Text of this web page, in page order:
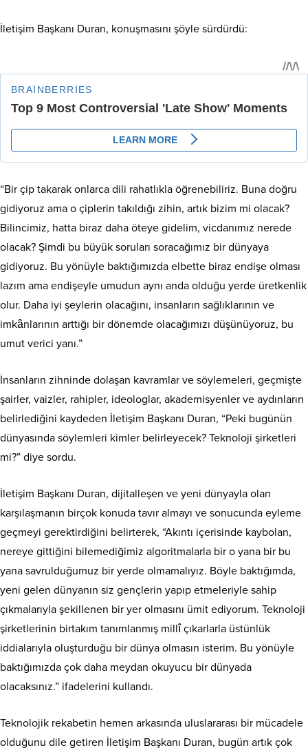
İletişim Başkanı Duran, konuşmasını şöyle sürdürdü:
“Bir çip takarak onlarca dili rahatlıkla öğrenebiliriz. Buna doğru
gidiyoruz ama o çiplerin takıldığı zihin, artık bizim mi olacak?
Bilincimiz, hatta biraz daha öteye gidelim, vicdanımız nerede
olacak? Şimdi bu büyük soruları soracağımız bir dünyaya
gidiyoruz. Bu yönüyle baktığımızda elbette biraz endişe olması
lazım ama endişeyle umudun aynı anda olduğu yerde üretkenlik
olur. Daha iyi şeylerin olacağını, insanların sağlıklarının ve
imkânlarının arttığı bir dönemde olacağımızı düşünüyoruz, bu
umut verici yanı.”
İnsanların zihninde dolaşan kavramlar ve söylemeleri, geçmişte
şairler, vaizler, rahipler, ideologlar, akademisyenler ve aydınların
belirlediğini kaydeden İletişim Başkanı Duran, “Peki bugünün
dünyasında söylemleri kimler belirleyecek? Teknoloji şirketleri
mi?” diye sordu.
İletişim Başkanı Duran, dijitalleşen ve yeni dünyayla olan
karşılaşmanın birçok konuda tavır almayı ve sonucunda eyleme
geçmeyi gerektirdiğini belirterek, “Akıntı içerisinde kaybolan,
nereye gittiğini bilemediğimiz algoritmalarla bir o yana bir bu
yana savrulduğumuz bir yerde olmamalıyız. Böyle baktığımda,
yeni gelen dünyanın siz gençlerin yapıp etmeleriyle sahip
çıkmalarıyla şekillenen bir yer olmasını ümit ediyorum. Teknoloji
şirketlerinin birtakım tanımlanmış millî çıkarlarla üstünlük
iddialarıyla oluşturduğu bir dünya olmasın isterim. Bu yönüyle
baktığımızda çok daha meydan okuyucu bir dünyada
olacaksınız.” ifadelerini kullandı.
Teknolojik rekabetin hemen arkasında uluslararası bir mücadele
olduğunu dile getiren İletişim Başkanı Duran, bugün artık çok